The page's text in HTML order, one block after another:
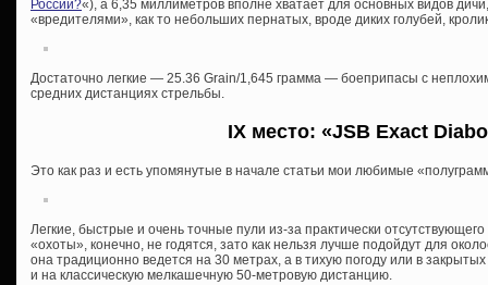
России?«), а 6,35 миллиметров вполне хватает для основных видов
«вредителями», как то небольших пернатых, вроде диких голубей,
Достаточно легкие — 25.36 Grain/1,645 грамма — боеприпасы с
средних дистанциях стрельбы.
IX место: «JSB Exact
Это как раз и есть упомянутые в начале статьи мои любимые
Легкие, быстрые и очень точные пули из-за практически
«охоты», конечно, не годятся, зато как нельзя лучше подойдут для
она традиционно ведется на 30 метрах, а в тихую погоду или в
и на классическую мелкашечную 50-метровую дистанцию.